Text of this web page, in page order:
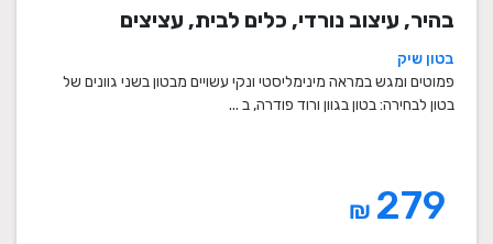
בהיר, עיצוב נורדי, כלים לבית, עציצים
מעוצבים, עציצי בטון, פמוטים לשבת, עציצים
מבטון, מתנה לבית
בטון שיק
פמוטים ומגש במראה מינימליסטי ונקי עשויים מבטון בשני גוונים של
בטון לבחירה: בטון בגוון ורוד פודרה, ב ...
₪